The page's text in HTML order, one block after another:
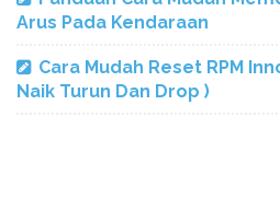
Arus Pada Kendaraan
Cara Mudah Reset RPM
Naik Turun Dan Drop )